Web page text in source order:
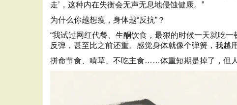
走’，这种内在失衡会无声无息地侵蚀健康。”
为什么你越想瘦，身体越“反抗”？
“我试过网红代餐、生酮饮食，最狠的时候一天就吃
反弹，甚至比之前还重。感觉身体就像个弹簧，我越
拼命节食、啃草、不吃主食……体重短期是掉了，但